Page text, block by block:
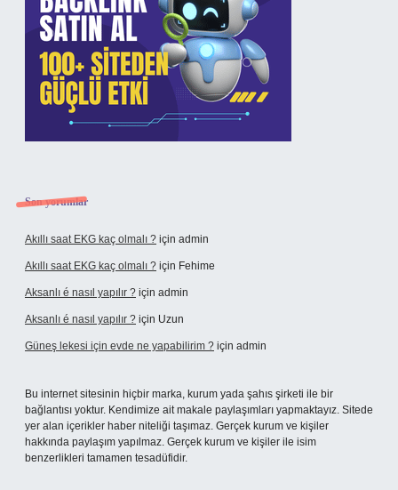
Son yorumlar
Akıllı saat EKG kaç olmalı ? için admin
Akıllı saat EKG kaç olmalı ? için Fehime
Aksanlı é nasıl yapılır ? için admin
Aksanlı é nasıl yapılır ? için Uzun
Güneş lekesi için evde ne yapabilirim ? için admin
Bu internet sitesinin hiçbir marka, kurum yada şahıs şirketi ile bir
bağlantısı yoktur. Kendimize ait makale paylaşımları yapmaktayız. Sitede
yer alan içerikler haber niteliği taşımaz. Gerçek kurum ve kişiler
hakkında paylaşım yapılmaz. Gerçek kurum ve kişiler ile isim
benzerlikleri tamamen tesadüfidir.